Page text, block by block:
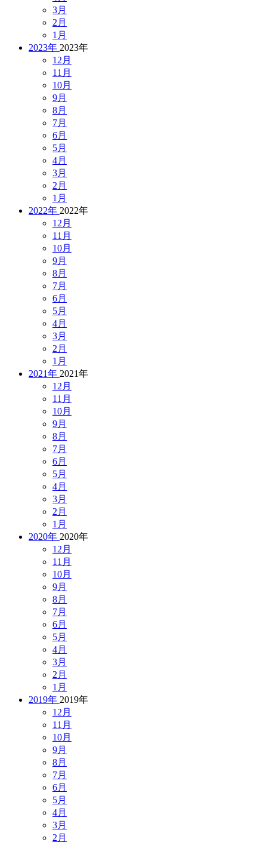
3月
2月
1月
2023年 2023年
12月
11月
10月
9月
8月
7月
6月
5月
4月
3月
2月
1月
2022年 2022年
12月
11月
10月
9月
8月
7月
6月
5月
4月
3月
2月
1月
2021年 2021年
12月
11月
10月
9月
8月
7月
6月
5月
4月
3月
2月
1月
2020年 2020年
12月
11月
10月
9月
8月
7月
6月
5月
4月
3月
2月
1月
2019年 2019年
12月
11月
10月
9月
8月
7月
6月
5月
4月
3月
2月